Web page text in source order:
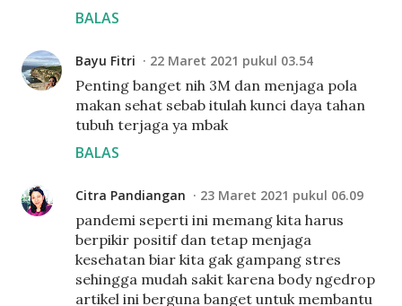
BALAS
Bayu Fitri 22 Maret 2021 pukul 03.54
Penting banget nih 3M dan menjaga pola
makan sehat sebab itulah kunci daya tahan
tubuh terjaga ya mbak
BALAS
Citra Pandiangan 23 Maret 2021 pukul 06.09
pandemi seperti ini memang kita harus
berpikir positif dan tetap menjaga
kesehatan biar kita gak gampang stres
sehingga mudah sakit karena body ngedrop
artikel ini berguna banget untuk membantu